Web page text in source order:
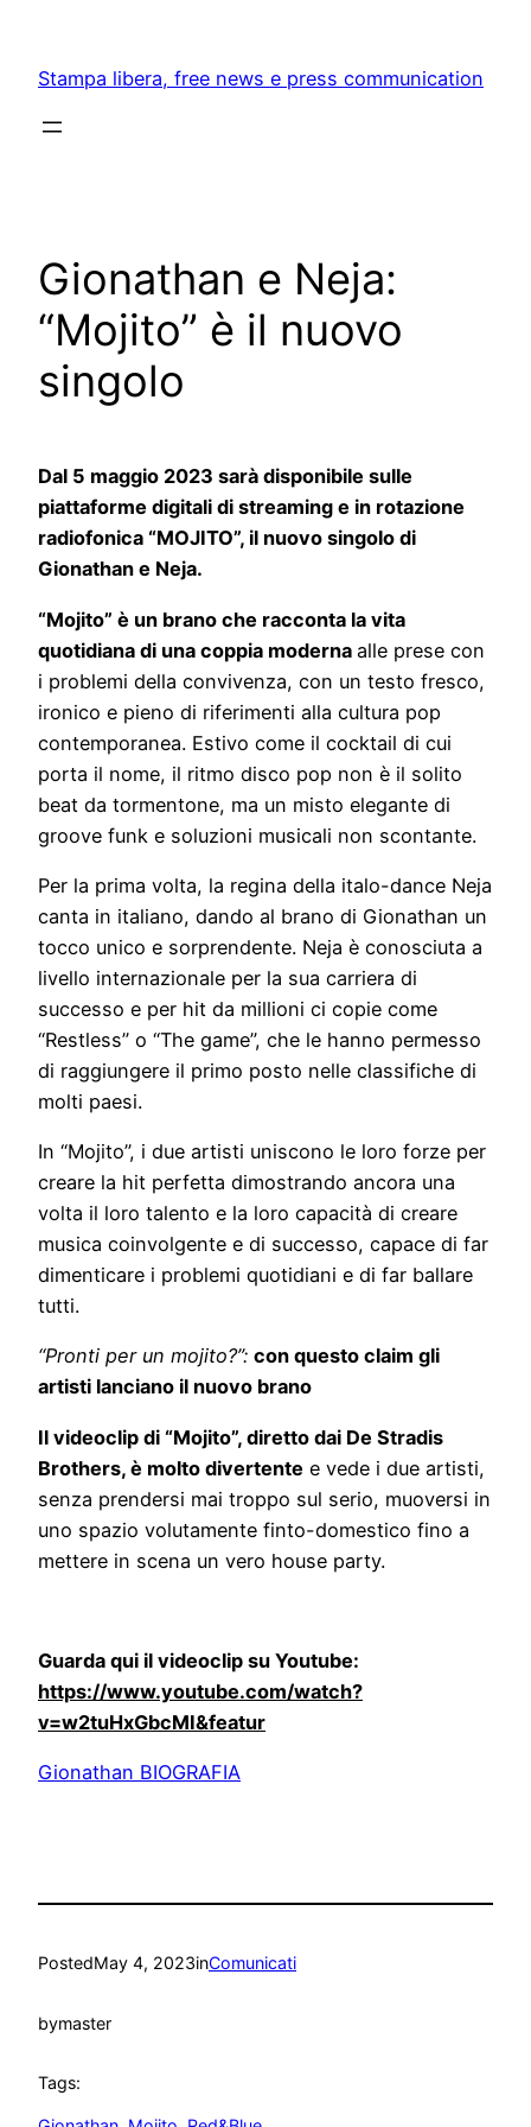
content
Stampa libera, free news e press communication
Gionathan e Neja:
“Mojito” è il nuovo
singolo
Dal 5 maggio 2023 sarà disponibile sulle
piattaforme digitali di streaming e in rotazione
radiofonica “MOJITO”, il nuovo singolo di
Gionathan e Neja.
“Mojito” è un brano che racconta la vita
quotidiana di una coppia moderna alle prese con
i problemi della convivenza, con un testo fresco,
ironico e pieno di riferimenti alla cultura pop
contemporanea. Estivo come il cocktail di cui
porta il nome, il ritmo disco pop non è il solito
beat da tormentone, ma un misto elegante di
groove funk e soluzioni musicali non scontante.
Per la prima volta, la regina della italo-dance Neja
canta in italiano, dando al brano di Gionathan un
tocco unico e sorprendente. Neja è conosciuta a
livello internazionale per la sua carriera di
successo e per hit da millioni ci copie come
“Restless” o “The game”, che le hanno permesso
di raggiungere il primo posto nelle classifiche di
molti paesi.
In “Mojito”, i due artisti uniscono le loro forze per
creare la hit perfetta dimostrando ancora una
volta il loro talento e la loro capacità di creare
musica coinvolgente e di successo, capace di far
dimenticare i problemi quotidiani e di far ballare
tutti.
“Pronti per un mojito?”: con questo claim gli
artisti lanciano il nuovo brano
Il videoclip di “Mojito”, diretto dai De Stradis
Brothers, è molto divertente e vede i due artisti,
senza prendersi mai troppo sul serio, muoversi in
uno spazio volutamente finto-domestico fino a
mettere in scena un vero house party.
Guarda qui il videoclip su Youtube:
https://www.youtube.com/watch?
v=w2tuHxGbcMI&featur
Gionathan BIOGRAFIA
PostedMay 4, 2023inComunicati
bymaster
Tags: